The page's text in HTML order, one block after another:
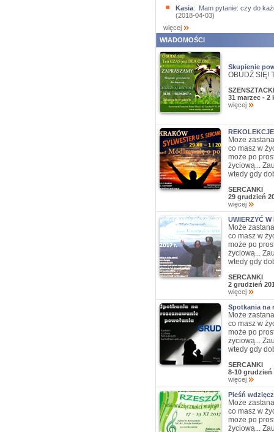
Kasia: Mam pytanie: czy do
(2018-04-03)
więcej
WIADOMOŚCI
Skupienie
OBUDŹ SIĘ!
31 marzec - 2
więcej
Może
co masz w
może po
życiową...
wtedy gdy
SERCANKI
29 grudzień
więcej
UWIERZYĆ W
Może
co masz w
może po
życiową...
wtedy gdy
SERCANKI
2 grudzień
więcej
Spotkania na
Może
co masz w
może po
życiową...
wtedy gdy
SERCANKI
8-10 grudzień
więcej
Pieśń
Może
co masz w
może po
życiową...